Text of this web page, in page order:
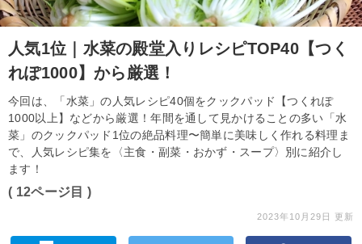
人気1位｜水菜の殿堂入りレシピTOP40【つく
れぽ1000】から厳選！
今回は、「水菜」の人気レシピ40個をクックパッド【つくれぽ
1000以上】などから厳選！年間を通して見かけることの多い「水
菜」のクックパッド1位の絶品料理〜簡単に美味しく作れる料理ま
で、人気レシピ集を〈主食・副菜・おかず・スープ〉別に紹介し
ます！
( 12ページ目 )
2023年10月29日 更新